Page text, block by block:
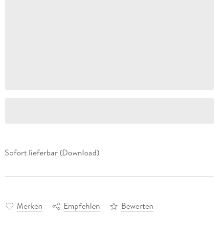
Sofort lieferbar (Download)
Merken Empfehlen Bewerten